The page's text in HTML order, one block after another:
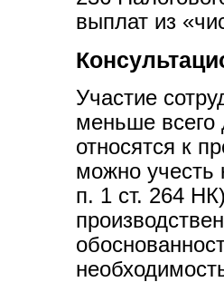
выплат из
Участие
меньше всего
относятся к
можно учесть
п. 1 ст. 264